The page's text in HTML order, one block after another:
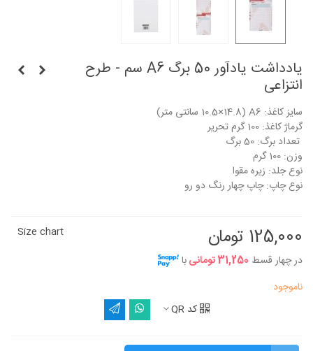
یادداشت یادآور 50 برگ A6 سم - طرح
انتزاعی
سایز کاغذ: A6 (10.5×14.8 سانتی متر)
گرماژ کاغذ: 100 گرم تحریر
تعداد برگ: 50 برگ
وزن: 100 گرم
نوع جلد: زیره مقوا
نوع چاپ: چاپ چهار رنگ دو رو
125,000 تومان
در چهار قسط 31,250 تومانی با
Size chart
ناموجود
کد QR